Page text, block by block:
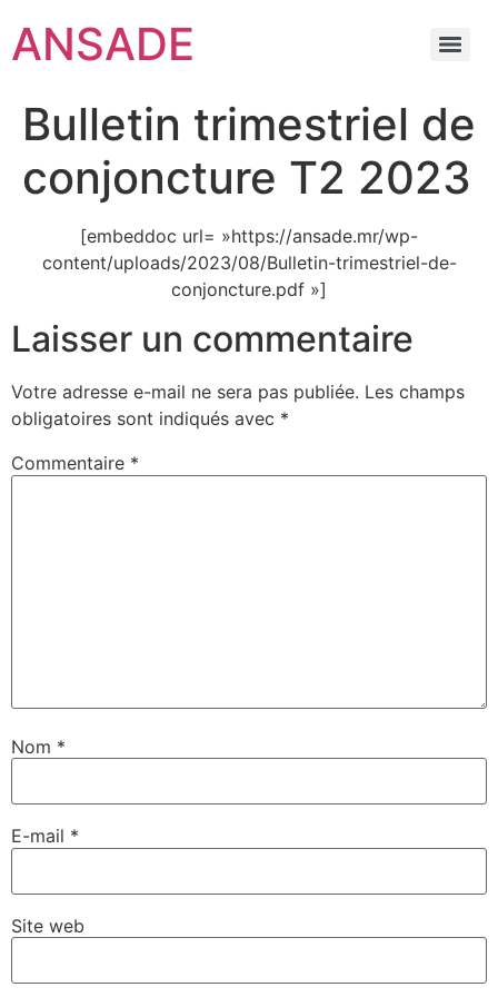
ANSADE
Bulletin trimestriel de
conjoncture T2 2023
[embeddoc url= »https://ansade.mr/wp-
content/uploads/2023/08/Bulletin-trimestriel-de-
conjoncture.pdf »]
Laisser un commentaire
Votre adresse e-mail ne sera pas publiée. Les champs
obligatoires sont indiqués avec *
Commentaire *
Nom *
E-mail *
Site web